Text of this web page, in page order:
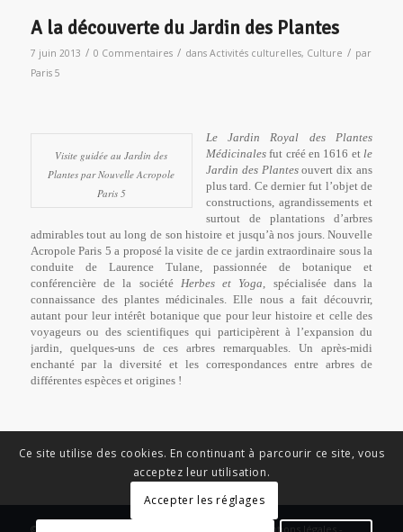
A la découverte du Jardin des Plantes
7 juin 2013 / 0 Commentaires / dans Activités culturelles, Culture / par
Paris 5
Visite guidée au Jardin des
Plantes par Nouvelle Acropole
Paris 5
Le Jardin Royal des Plantes
Médicinalesfut créé en 1616 etle
Jardin des Plantesouvert dix ans
plus tard. Ce dernier fut l’objet de
constructions, agrandissements et
surtout de plantations d’arbres
admirables tout au long de son histoire et jusqu’à nos jours. Nouvelle
Acropole Paris 5 a proposé la visite de ce jardin extraordinaire sous la
conduite de Laurence Tulane, passionnée de botanique et
conférencière de la société Herbes et Yoga, spécialisée dans la
connaissance des plantes médicinales. Elle nous a fait découvrir,
autant pour leur intérêt botanique que pour leur histoire et celle des
voyageurs ou des scientifiques qui participèrent à l’expansion du
jardin, quelques-uns de ces arbres remarquables. Un après-midi
enchanté par la diversité et les correspondances entre arbres de
différentes espèces et origines !
© Copyright - News Nouvelle Acropole - 2023 - Mentions légales -
Ce site utilise des cookies. En continuant à parcourir ce site, vous
acceptez leur utilisation.
Accepter les réglages